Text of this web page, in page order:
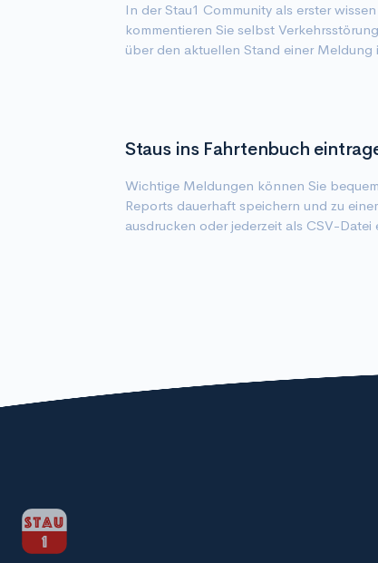
In der Stau1 Community als erster
kommentieren Sie selbst
über den aktuellen Stand einer Meldung
Staus ins Fahrtenbuch
Wichtige Meldungen können Sie
Reports dauerhaft speichern und zu
ausdrucken oder jederzeit als CSV-Datei